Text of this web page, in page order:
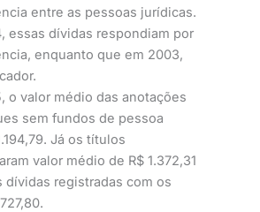
entre as pessoas jurídicas.
essas dívidas respondiam por
enquanto que em 2003,
o valor médio das anotações
sem fundos de pessoa
Já os títulos
valor médio de R$ 1.372,31
dívidas registradas com os